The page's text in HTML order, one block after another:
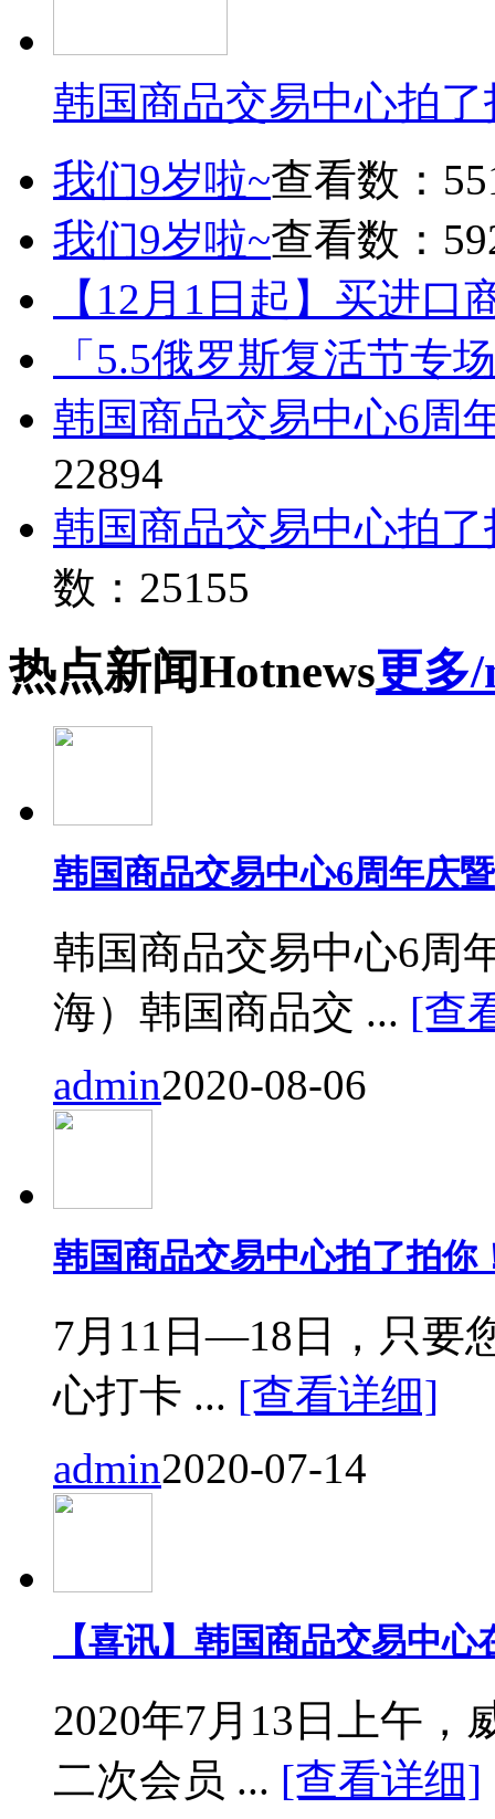
韩国商品交易中心拍
我们9岁啦~查看数：
我们9岁啦~查看数：
【12月1日起】买进口
「5.5俄罗斯复活节专
韩国商品交易中心6周
22894
韩国商品交易中心拍
数：25155
热点新闻Hotnews更多
韩国商品交易中心6周年庆
韩国商品交易中心6周
海）韩国商品交 ... [查
admin2020-08-06
韩国商品交易中心拍了拍你
7月11日—18日，只要
心打卡 ... [查看详细]
admin2020-07-14
【喜讯】韩国商品交易中
2020年7月13日上午，
二次会员 ... [查看详细]